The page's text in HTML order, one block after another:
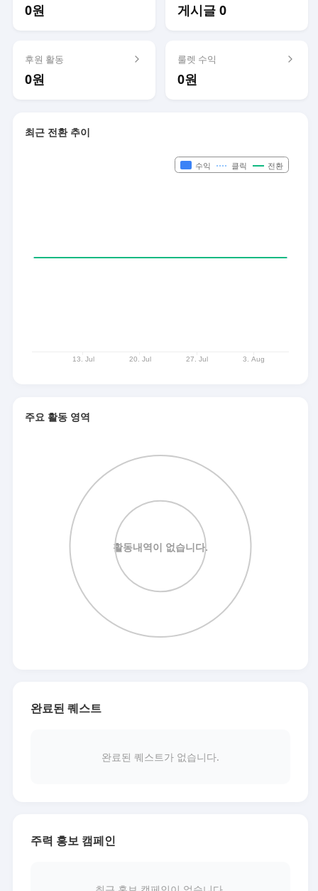
0원 게시글 0
후원 활동
0원
룰렛 수익
0원
최근 전환 추이
주요 활동 영역
완료된 퀘스트
완료된 퀘스트가 없습니다.
주력 홍보 캠페인